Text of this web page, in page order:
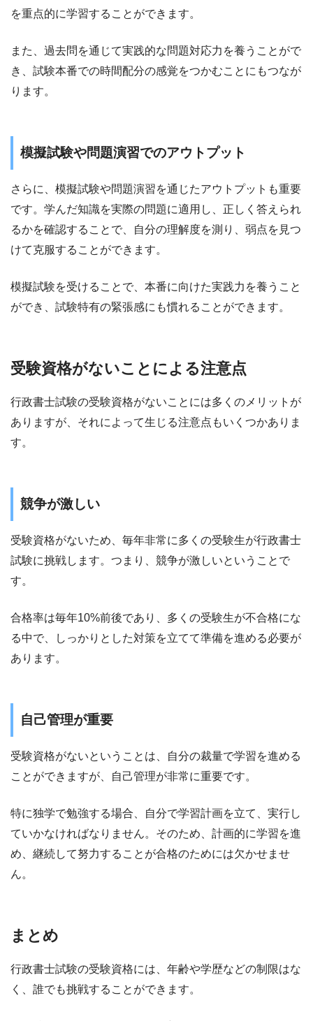
を重点的に学習することができます。
また、過去問を通じて実践的な問題対応力を養うことがで
き、試験本番での時間配分の感覚をつかむことにもつなが
ります。
模擬試験や問題演習でのアウトプット
さらに、模擬試験や問題演習を通じたアウトプットも重要
です。学んだ知識を実際の問題に適用し、正しく答えられ
るかを確認することで、自分の理解度を測り、弱点を見つ
けて克服することができます。
模擬試験を受けることで、本番に向けた実践力を養うこと
ができ、試験特有の緊張感にも慣れることができます。
受験資格がないことによる注意点
行政書士試験の受験資格がないことには多くのメリットが
ありますが、それによって生じる注意点もいくつかありま
す。
競争が激しい
受験資格がないため、毎年非常に多くの受験生が行政書士
試験に挑戦します。つまり、競争が激しいということで
す。
合格率は毎年10%前後であり、多くの受験生が不合格にな
る中で、しっかりとした対策を立てて準備を進める必要が
あります。
自己管理が重要
受験資格がないということは、自分の裁量で学習を進める
ことができますが、自己管理が非常に重要です。
特に独学で勉強する場合、自分で学習計画を立て、実行し
ていかなければなりません。そのため、計画的に学習を進
め、継続して努力することが合格のためには欠かせませ
ん。
まとめ
行政書士試験の受験資格には、年齢や学歴などの制限はな
く、誰でも挑戦することができます。